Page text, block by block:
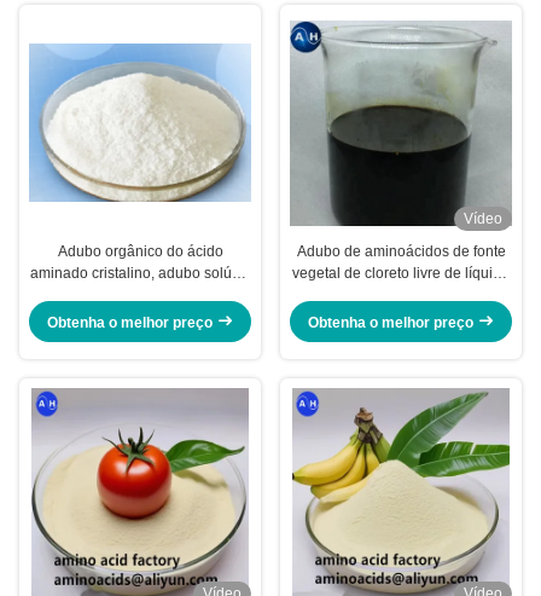
Adubo orgânico do ácido
aminado cristalino, adubo solúvel
Obtenha o melhor preço
Vídeo
Adubo de aminoácidos de fonte
vegetal de cloreto livre de líquido
Obtenha o melhor preço